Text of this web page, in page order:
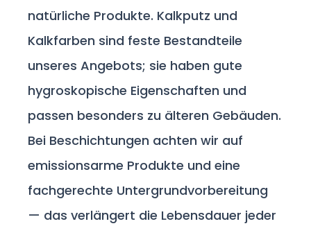
natürliche Produkte. Kalkputz und
Kalkfarben sind feste Bestandteile
unseres Angebots; sie haben gute
hygroskopische Eigenschaften und
passen besonders zu älteren Gebäuden.
Bei Beschichtungen achten wir auf
emissionsarme Produkte und eine
fachgerechte Untergrundvorbereitung
— das verlängert die Lebensdauer jeder